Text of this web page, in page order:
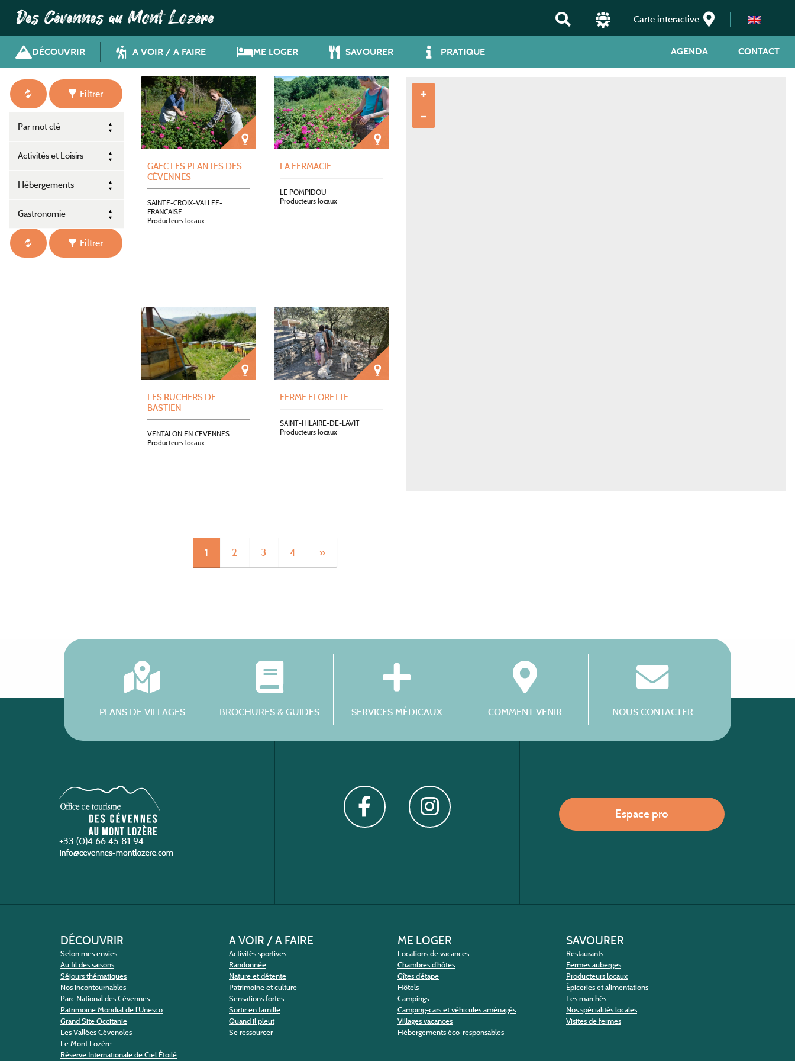
Des Cévennes au Mont Lozère Carte interactive
DÉCOUVRIR A VOIR / A FAIRE ME LOGER SAVOURER PRATIQUE CONTACT
AGENDA
Filtrer
Par mot clé
Activités et Loisirs
Hébergements
Gastronomie
Filtrer
GAEC LES PLANTES DES
CÉVENNES
SAINTE-CROIX-VALLEE-
FRANCAISE
Producteurs locaux
LA FERMACIE
LE POMPIDOU
Producteurs locaux
LES RUCHERS DE
BASTIEN
VENTALON EN CEVENNES
Producteurs locaux
FERME FLORETTE
SAINT-HILAIRE-DE-LAVIT
Producteurs locaux
1 2 3 4 »
PLANS DE VILLAGES BROCHURES & GUIDES SERVICES MÉDICAUX COMMENT VENIR NOUS CONTACTER
+33 (0)4 66 45 81 94
Espace pro
DÉCOUVRIR
Selon mes envies
Au fil des saisons
Séjours thématiques
Nos incontournables
Parc National des Cévennes
Patrimoine Mondial de l’Unesco
Grand Site Occitanie
Les Vallées Cévenoles
Le Mont Lozère
Réserve Internationale de Ciel Étoilé
A VOIR / A FAIRE
Activités sportives
Randonnée
Nature et détente
Patrimoine et culture
Sensations fortes
Sortir en famille
Quand il pleut
Se ressourcer
ME LOGER
Locations de vacances
Chambres d’hôtes
Gîtes d’étape
Hôtels
Campings
Camping-cars et véhicules aménagés
Villages vacances
Hébergements éco-responsables
SAVOURER
Restaurants
Fermes auberges
Producteurs locaux
Épiceries et alimentations
Les marchés
Nos spécialités locales
Visites de fermes